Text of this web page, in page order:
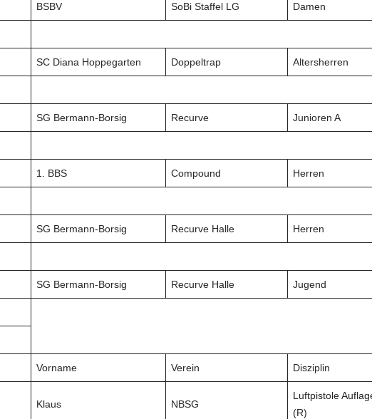
BSBV SoBi Staffel LG Damen
SC Diana Hoppegarten Doppeltrap Altersherren
SG Bermann-Borsig Recurve Junioren A
1. BBS Compound Herren
SG Bermann-Borsig Recurve Halle Herren
SG Bermann-Borsig Recurve Halle Jugend
Vorname Verein Disziplin
Klaus NBSG
Luftpistole
(R)